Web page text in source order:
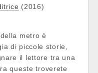
(2016)
metro è
di piccole storie,
il lettore tra una
queste troverete